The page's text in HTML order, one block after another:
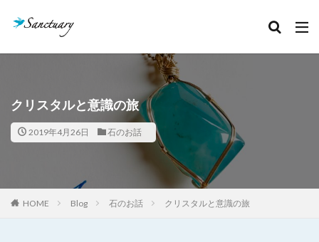
クリスタルと意識の旅
2019年4月26日 石のお話
HOME Blog 石のお話 クリスタルと意識の旅
カテゴリー
タグ
クリスタルあれこれ
セッション記録
ボージャイストーン
天然石
石のこと
魂の声
検索